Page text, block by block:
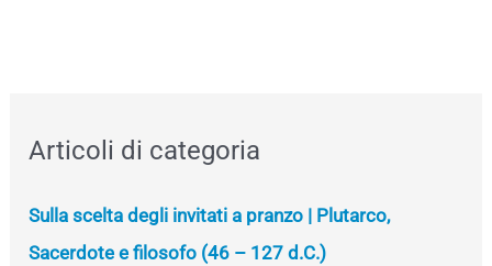
Articoli di categoria
Sulla scelta degli invitati a pranzo | Plutarco,
Sacerdote e filosofo (46 – 127 d.C.)